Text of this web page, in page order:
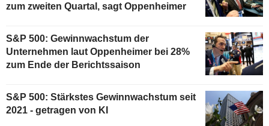
zum zweiten Quartal, sagt Oppenheimer
S&P 500: Gewinnwachstum der
Unternehmen laut Oppenheimer bei 28%
zum Ende der Berichtssaison
S&P 500: Stärkstes Gewinnwachstum seit
2021 - getragen von KI